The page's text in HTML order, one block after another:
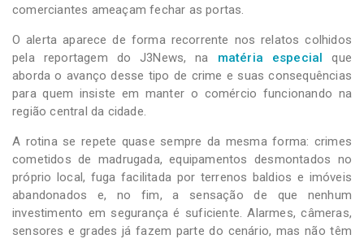
comerciantes ameaçam fechar as portas.
O alerta aparece de forma recorrente nos relatos colhidos
pela reportagem do J3News, na matéria especial que
aborda o avanço desse tipo de crime e suas consequências
para quem insiste em manter o comércio funcionando na
região central da cidade.
A rotina se repete quase sempre da mesma forma: crimes
cometidos de madrugada, equipamentos desmontados no
próprio local, fuga facilitada por terrenos baldios e imóveis
abandonados e, no fim, a sensação de que nenhum
investimento em segurança é suficiente. Alarmes, câmeras,
sensores e grades já fazem parte do cenário, mas não têm